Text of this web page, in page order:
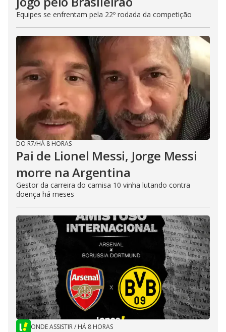
Equipes se enfrentam pela 22º rodada da competição
DO R7/HÁ 8 HORAS
Pai de Lionel Messi, Jorge Messi
morre na Argentina
Gestor da carreira do camisa 10 vinha lutando contra
doença há meses
ONDE ASSISTIR/ HÁ 8 HORAS